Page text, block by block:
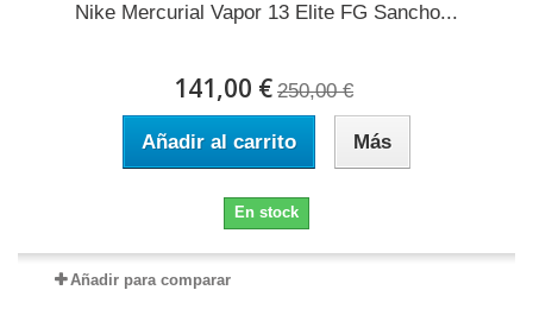
Nike Mercurial Vapor 13 Elite FG Sancho...
141,00 € 250,00 €
Añadir al carrito Más
En stock
Añadir para comparar